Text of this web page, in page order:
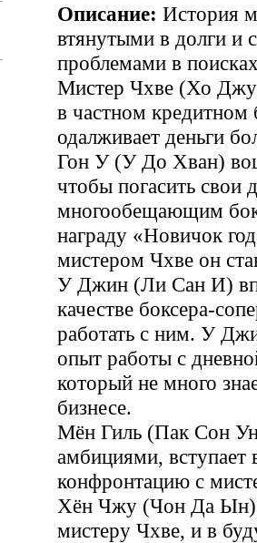
Описание: История
втянутыми в долги и
проблемами в
Мистер Чхве (Хо
в частном кредитном
одалживает деньги
Гон У (У До Хван)
чтобы погасить свои
многообещающим
награду «Новичок
мистером Чхве он
У Джин (Ли Сан И)
качестве боксера-
работать с ним. У
опыт работы с
который не много
бизнесе.
Мён Гиль (Пак Сон
амбициями,
конфронтацию с
Хён Чжу (Чон Да Ын)
мистеру Чхве, и в